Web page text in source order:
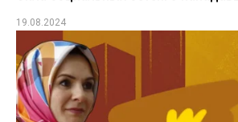
19.08.2024